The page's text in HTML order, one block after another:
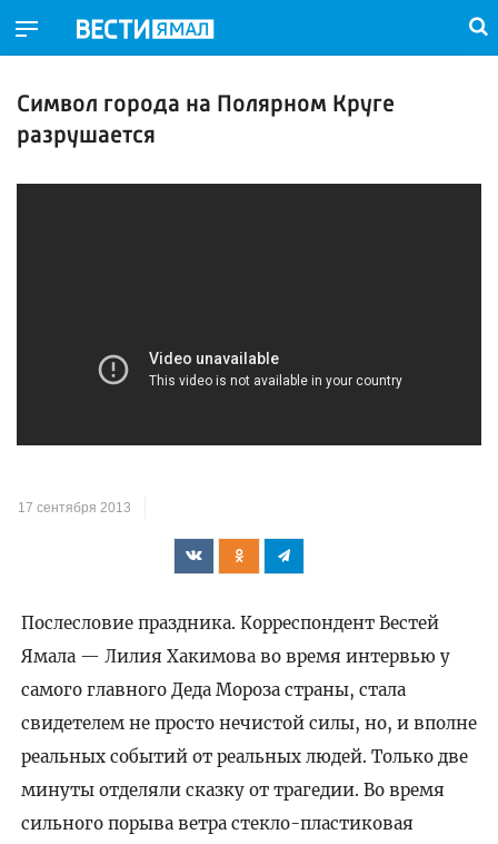
Символ города на Полярном Круге
разрушается
17 сентября 2013
Послесловие праздника. Корреспондент Вестей
Ямала — Лилия Хакимова во время интервью у
самого главного Деда Мороза страны, стала
свидетелем не просто нечистой силы, но, и вполне
реальных событий от реальных людей. Только две
минуты отделяли сказку от трагедии. Во время
сильного порыва ветра стекло-пластиковая